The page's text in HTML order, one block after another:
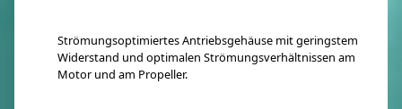
Strömungsoptimiertes Antriebsgehäuse mit geringstem
Widerstand und optimalen Strömungsverhältnissen am
Motor und am Propeller.